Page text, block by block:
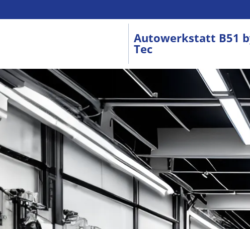
Autowerkstatt B51
Tec